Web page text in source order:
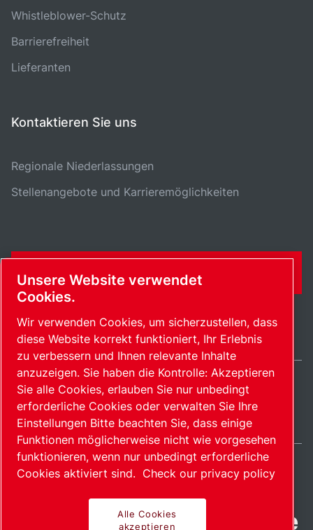
Whistleblower-Schutz
Barrierefreiheit
Lieferanten
Kontaktieren Sie uns
Regionale Niederlassungen
Stellenangebote und Karrieremöglichkeiten
KONTAKTFORMULAR
SitemapCookies verwalten© 2026 Copyright.
Switzerland / DE
Fortschrittliche Produkte
Unsere Website verwendet
Cookies.
Wir verwenden Cookies, um sicherzustellen, dass
diese Website korrekt funktioniert, Ihr Erlebnis
zu verbessern und Ihnen relevante Inhalte
anzuzeigen. Sie haben die Kontrolle: Akzeptieren
Sie alle Cookies, erlauben Sie nur unbedingt
erforderliche Cookies oder verwalten Sie Ihre
Einstellungen Bitte beachten Sie, dass einige
Funktionen möglicherweise nicht wie vorgesehen
funktionieren, wenn nur unbedingt erforderliche
Cookies aktiviert sind. Check our privacy policy
Alle Cookies
akzeptieren